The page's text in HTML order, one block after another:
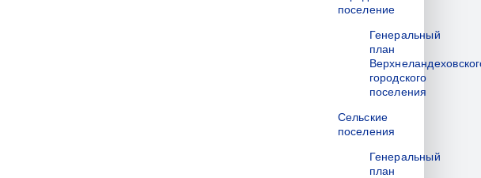
поселение
Генеральный
план
городского
поселения
Сельские
поселения
Генеральный
план